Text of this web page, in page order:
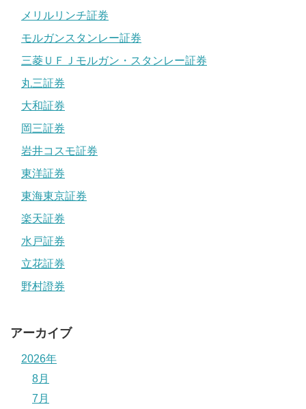
メリルリンチ証券
モルガンスタンレー証券
三菱ＵＦＪモルガン・スタンレー証券
丸三証券
大和証券
岡三証券
岩井コスモ証券
東洋証券
東海東京証券
楽天証券
水戸証券
立花証券
野村證券
アーカイブ
2026年
8月
7月